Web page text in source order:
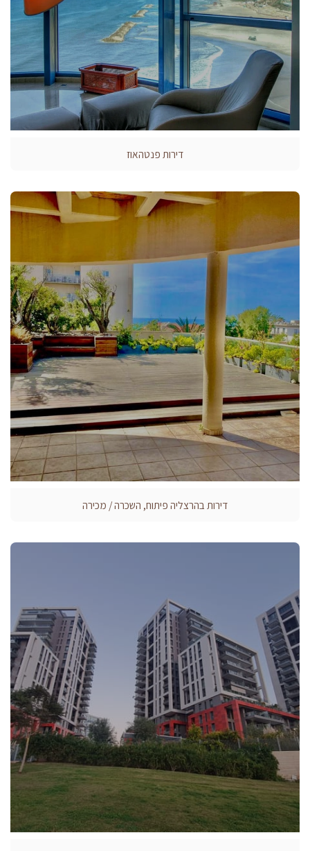
דירות פנטהאוז
דירות בהרצליה פיתוח, השכרה / מכירה